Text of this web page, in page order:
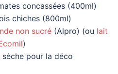
concassées (400ml)
chiches (800ml)
non sucré (Alpro) (ou lait
)
pour la déco